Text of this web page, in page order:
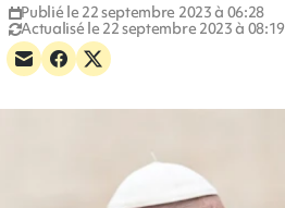
Publié le 22 septembre 2023 à 06:28
Actualisé le 22 septembre 2023 à 08:19